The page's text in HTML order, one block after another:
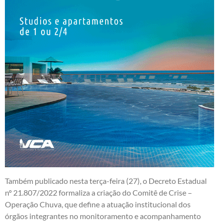
Também publicado nesta terça-feira (27), o Decreto Estadual
nº 21.807/2022 formaliza a criação do Comitê de Crise –
Operação Chuva, que define a atuação institucional dos
órgãos integrantes no monitoramento e acompanhamento